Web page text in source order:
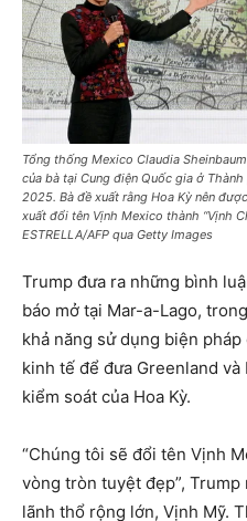
Tổng thống Mexico Claudia
của bà tại Cung điện Quốc gia ở
2025. Bà đề xuất rằng Hoa Kỳ nên
xuất đổi tên Vịnh Mexico thành “Vịnh
ESTRELLA/AFP qua Getty Images
Trump đưa ra những bình
báo mở tại Mar-a-Lago,
khả năng sử dụng biện
kinh tế để đưa Greenland và
kiểm soát của Hoa Kỳ.
“Chúng tôi sẽ đổi tên Vịnh
vòng tròn tuyệt đẹp”, Trump
lãnh thổ rộng lớn, Vịnh Mỹ.